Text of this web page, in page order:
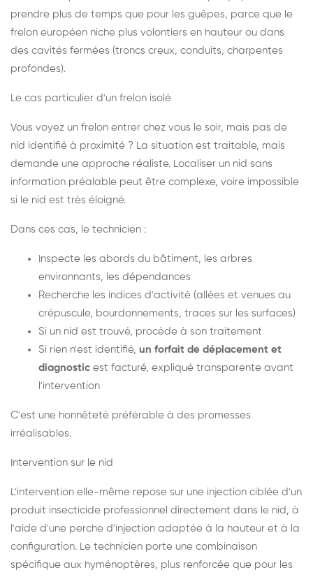
prendre plus de temps que pour les guêpes, parce que le
frelon européen niche plus volontiers en hauteur ou dans
des cavités fermées (troncs creux, conduits, charpentes
profondes).
Le cas particulier d'un frelon isolé
Vous voyez un frelon entrer chez vous le soir, mais pas de
nid identifié à proximité ? La situation est traitable, mais
demande une approche réaliste. Localiser un nid sans
information préalable peut être complexe, voire impossible
si le nid est très éloigné.
Dans ces cas, le technicien :
Inspecte les abords du bâtiment, les arbres
environnants, les dépendances
Recherche les indices d'activité (allées et venues au
crépuscule, bourdonnements, traces sur les surfaces)
Si un nid est trouvé, procède à son traitement
Si rien n'est identifié, un forfait de déplacement et
diagnostic est facturé, expliqué transparente avant
l'intervention
C'est une honnêteté préférable à des promesses
irréalisables.
Intervention sur le nid
L'intervention elle-même repose sur une injection ciblée d'un
produit insecticide professionnel directement dans le nid, à
l'aide d'une perche d'injection adaptée à la hauteur et à la
configuration. Le technicien porte une combinaison
spécifique aux hyménoptères, plus renforcée que pour les